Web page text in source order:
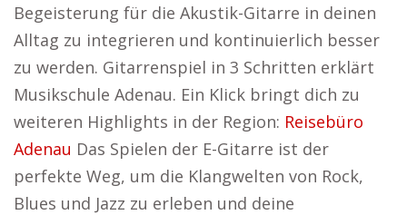
Begeisterung für die Akustik-Gitarre in deinen
Alltag zu integrieren und kontinuierlich besser
zu werden. Gitarrenspiel in 3 Schritten erklärt
Musikschule Adenau. Ein Klick bringt dich zu
weiteren Highlights in der Region: Reisebüro
Adenau Das Spielen der E-Gitarre ist der
perfekte Weg, um die Klangwelten von Rock,
Blues und Jazz zu erleben und deine